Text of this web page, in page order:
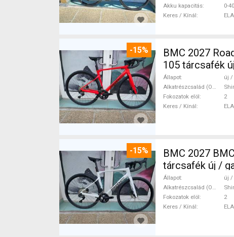
Akku kapacitás
0-
Keres / Kínál
-15%
BMC 2027 Roadmachine THREE
105 tárcsafék
Állapot
új /
Alkatrészcsalád (Outi)
Fokozatok elöl
2
Keres / Kínál
-15%
BMC 2027
tárcsafék új /
Állapot
új /
Alkatrészcsalád (Outi)
Fokozatok elöl
2
Keres / Kínál